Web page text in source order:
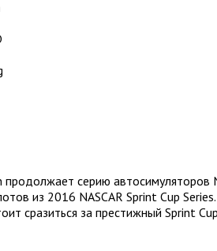
серию автосимуляторов
из 2016 NASCAR Sprint Cup
сразиться за престижный Sprint